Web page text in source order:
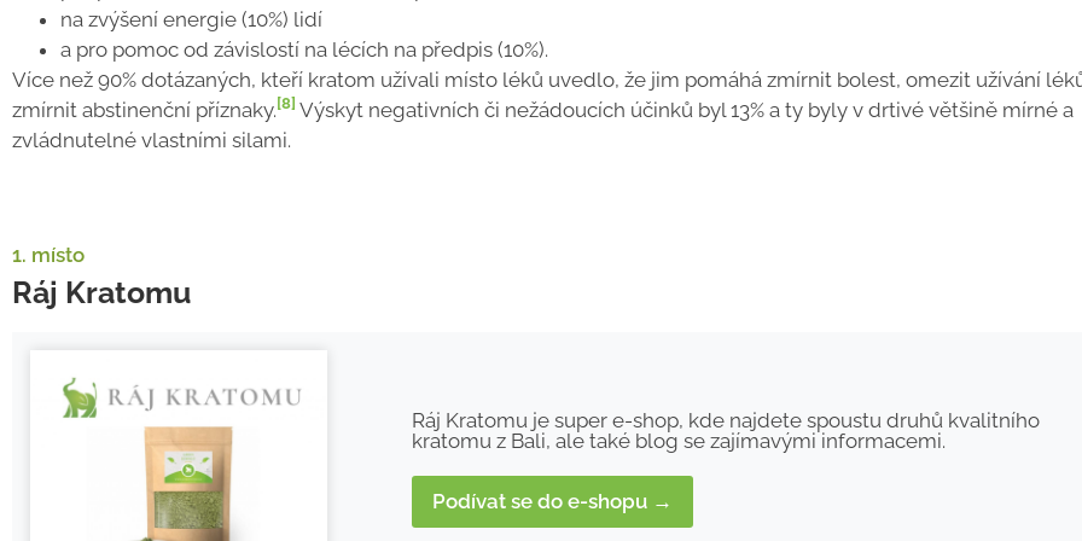
na zvýšení energie (10%) lidí
a pro pomoc od závislostí na lécích na předpis (10%).
Více než 90% dotázaných, kteří kratom užívali místo léků uvedlo, že jim pomáhá zmírnit bolest, omezit užívání
zmírnit abstinenční příznaky. [8] Výskyt negativních či nežádoucích účinků byl 13% a ty byly v drtivé většině mírné a
zvládnutelné vlastními silami.
1. místo
Ráj Kratomu
Ráj Kratomu je super e-shop, kde najdete spoustu druhů kvalitního
kratomu z Bali, ale také blog se zajímavými informacemi.
Podívat se do e-shopu →